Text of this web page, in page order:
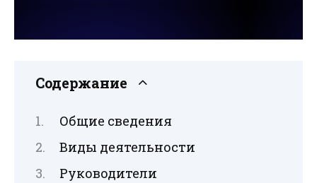
Содержание
Общие сведения
Виды деятельности
Руководители